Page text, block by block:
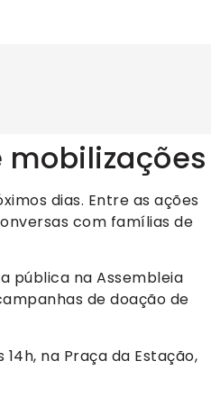
dias. Entre as ações
com famílias de
pública na Assembleia
de doação de
na Praça da Estação,